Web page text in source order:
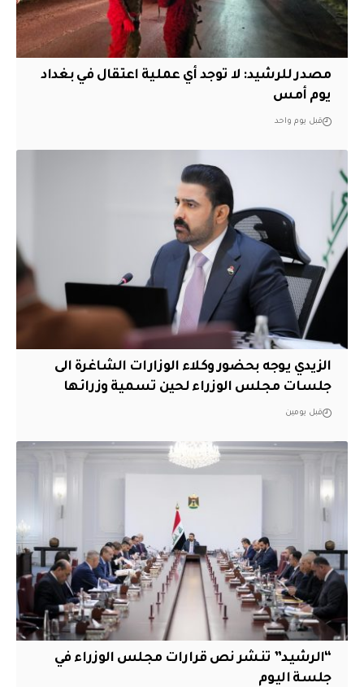
مصدر للرشيد: لا توجد أي عملية اعتقال في بغداد
يوم أمس
قبل يوم واحد
الزيدي يوجه بحضور وكلاء الوزارات الشاغرة الى
جلسات مجلس الوزراء لحين تسمية وزرائها
قبل يومين
“الرشيد” تنشر نص قرارات مجلس الوزراء في
جلسة اليوم